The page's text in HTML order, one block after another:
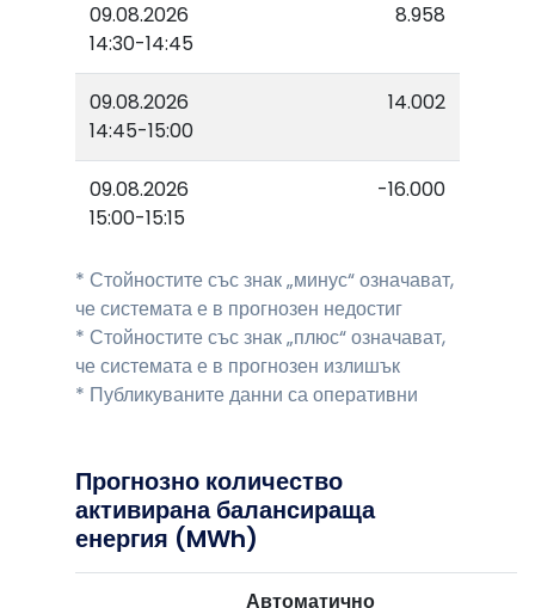
09.08.2026
14:30-14:45
8.958
09.08.2026
14:45-15:00
14.002
09.08.2026
15:00-15:15
-16.000
* Стойностите със знак „минус“ означават,
че системата е в прогнозен недостиг
* Стойностите със знак „плюс“ означават,
че системата е в прогнозен излишък
* Публикуваните данни са оперативни
Прогнозно количество
активирана балансираща
енергия (MWh)
Автоматично